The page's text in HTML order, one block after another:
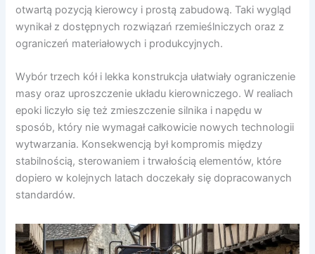
otwartą pozycją kierowcy i prostą zabudową. Taki wygląd
wynikał z dostępnych rozwiązań rzemieślniczych oraz z
ograniczeń materiałowych i produkcyjnych.
Wybór trzech kół i lekka konstrukcja ułatwiały ograniczenie
masy oraz uproszczenie układu kierowniczego. W realiach
epoki liczyło się też zmieszczenie silnika i napędu w
sposób, który nie wymagał całkowicie nowych technologii
wytwarzania. Konsekwencją był kompromis między
stabilnością, sterowaniem i trwałością elementów, które
dopiero w kolejnych latach doczekały się dopracowanych
standardów.